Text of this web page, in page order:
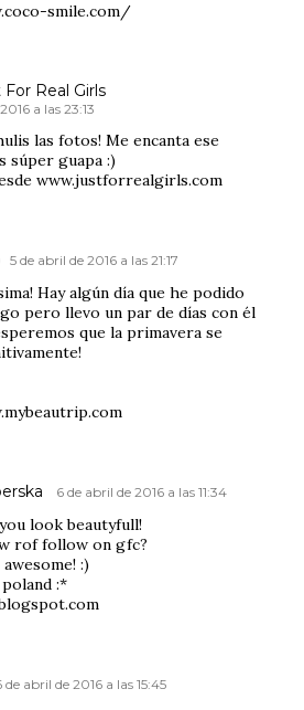
smile.com/
Real Girls
a las 23:13
las fotos! Me encanta ese
súper guapa :)
www.justforrealgirls.com
5 de abril de 2016 a las 21:17
Hay algún día que he podido
pero llevo un par de días con él
que la primavera se
6 de abril de 2016 a las 11:34
look beautyfull!
rof follow on gfc?
:)
:*
de abril de 2016 a las 15:45